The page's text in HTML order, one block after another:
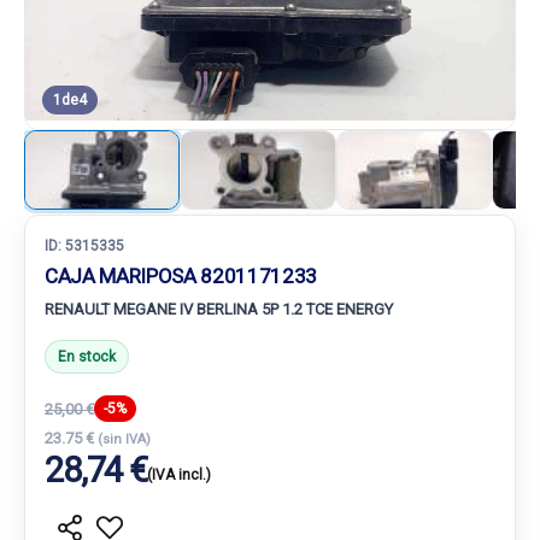
1 de4
ID: 5315335
CAJA MARIPOSA 8201171233
RENAULT MEGANE IV BERLINA 5P 1.2 TCE ENERGY
En stock
25,00 € -5%
23.75 € (sin IVA)
28,74 €(IVA incl.)